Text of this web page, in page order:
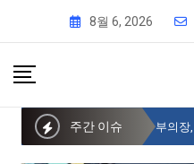
8월 6, 2026
주간 이슈
뉴욕시의회 샌드라 황 부의